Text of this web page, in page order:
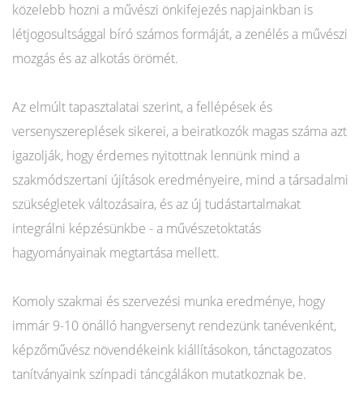
közelebb hozni a művészi önkifejezés napjainkban is
létjogosultsággal bíró számos formáját, a zenélés a művészi
mozgás és az alkotás örömét.
Az elmúlt tapasztalatai szerint, a fellépések és
versenyszereplések sikerei, a beiratkozók magas száma azt
igazolják, hogy érdemes nyitottnak lennünk mind a
szakmódszertani újítások eredményeire, mind a társadalmi
szükségletek változásaira, és az új tudástartalmakat
integrálni képzésünkbe - a művészetoktatás
hagyományainak megtartása mellett.
Komoly szakmai és szervezési munka eredménye, hogy
immár 9-10 önálló hangversenyt rendezünk tanévenként,
képzőművész növendékeink kiállításokon, tánctagozatos
tanítványaink színpadi táncgálákon mutatkoznak be.